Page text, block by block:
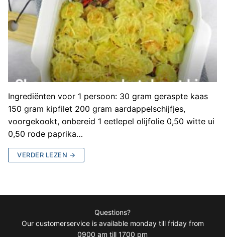
Ingrediënten voor 1 persoon: 30 gram geraspte kaas
150 gram kipfilet 200 gram aardappelschijfjes,
voorgekookt, onbereid 1 eetlepel olijfolie 0,50 witte ui
0,50 rode paprika…
VERDER LEZEN →
Questions?
Our customerservice is available monday till friday from
0900 am till 1700 pm